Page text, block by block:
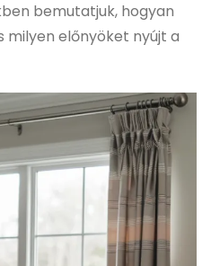
bemutatjuk, hogyan
milyen előnyöket nyújt a